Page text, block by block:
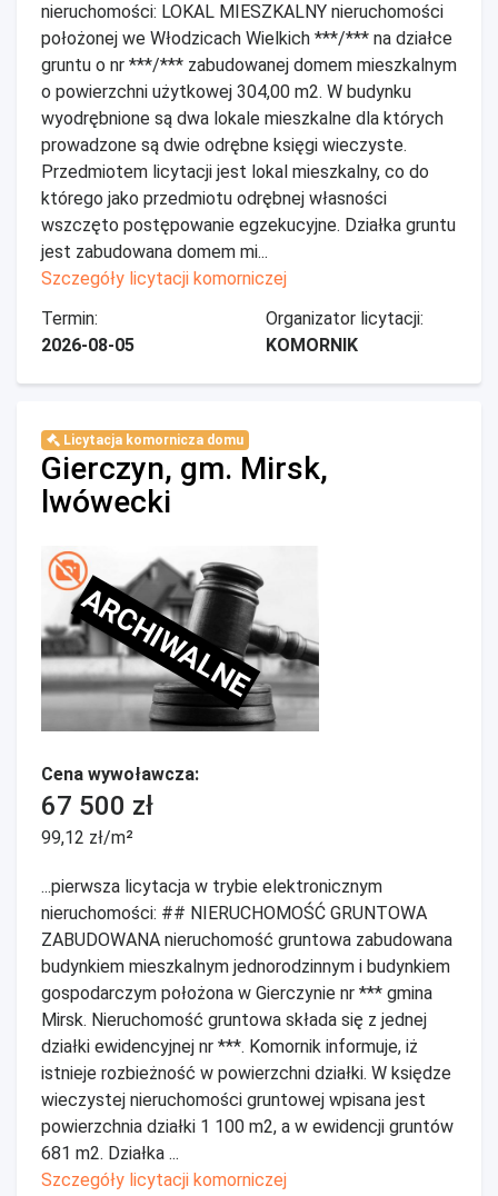
nieruchomości: LOKAL MIESZKALNY nieruchomości
położonej we Włodzicach Wielkich ***/*** na działce
gruntu o nr ***/*** zabudowanej domem mieszkalnym
o powierzchni użytkowej 304,00 m2. W budynku
wyodrębnione są dwa lokale mieszkalne dla których
prowadzone są dwie odrębne księgi wieczyste.
Przedmiotem licytacji jest lokal mieszkalny, co do
którego jako przedmiotu odrębnej własności
wszczęto postępowanie egzekucyjne. Działka gruntu
jest zabudowana domem mi...
Szczegóły licytacji komorniczej
Termin:
2026-08-05
Organizator licytacji:
KOMORNIK
Licytacja komornicza domu
Gierczyn, gm. Mirsk,
lwówecki
ARCHIWALNE
Cena wywoławcza:
67 500 zł
99,12 zł/m²
...pierwsza licytacja w trybie elektronicznym
nieruchomości: ## NIERUCHOMOŚĆ GRUNTOWA
ZABUDOWANA nieruchomość gruntowa zabudowana
budynkiem mieszkalnym jednorodzinnym i budynkiem
gospodarczym położona w Gierczynie nr *** gmina
Mirsk. Nieruchomość gruntowa składa się z jednej
działki ewidencyjnej nr ***. Komornik informuje, iż
istnieje rozbieżność w powierzchni działki. W księdze
wieczystej nieruchomości gruntowej wpisana jest
powierzchnia działki 1 100 m2, a w ewidencji gruntów
681 m2. Działka ...
Szczegóły licytacji komorniczej